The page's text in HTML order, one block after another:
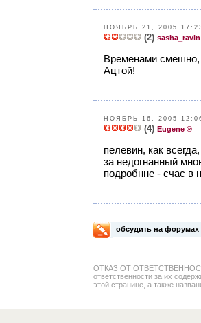
НОЯБРЬ 21, 2005
(2)
Временами смешно,
Ацтой!
НОЯБРЬ 16, 2005
(4) Eugene ®
пелевин, как
за недогнанный
подробнне - счас в
обсудить на форумах
ОТКАЗ ОТ ОТВЕТСТВЕННОСТИ:
ответственности за их
этой странице, а также